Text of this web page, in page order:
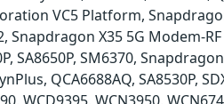
VC5 Platform,
X35 5G Modem-RF
SA8650P, SM6370,
QCA6688AQ, SA8530P,
WCD9395, WCN3950,